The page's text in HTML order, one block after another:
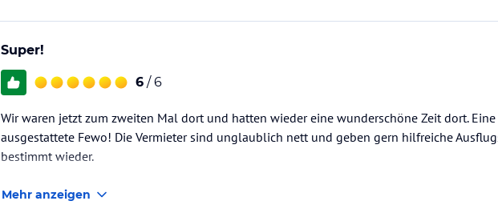
Super!
6 / 6
Wir waren jetzt zum zweiten Mal dort und hatten wieder eine wunderschöne Zeit dort.
ausgestattete Fewo! Die Vermieter sind unglaublich nett und geben gern hilfreiche
bestimmt wieder.
Mehr anzeigen